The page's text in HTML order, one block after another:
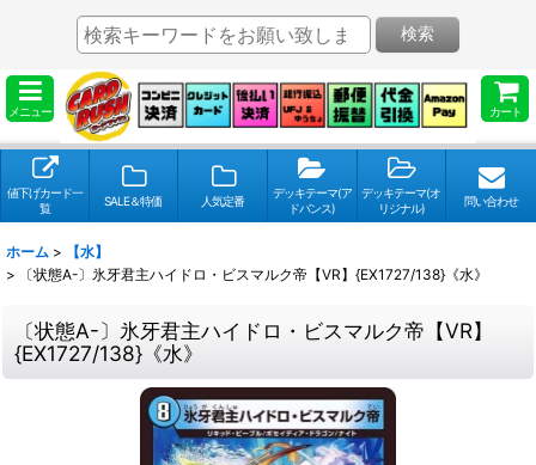
メニュー カート
検索
値下げカード一
覧
SALE＆特価 人気定番
デッキテーマ(ア
ドバンス)
デッキテーマ(オ
リジナル)
問い合わせ
ホーム >
【水】
>
〔状態A-〕氷牙君主ハイドロ・ビスマルク帝【VR】{EX1727/138}《水》
〔状態A-〕氷牙君主ハイドロ・ビスマルク帝【VR】
{EX1727/138}《水》